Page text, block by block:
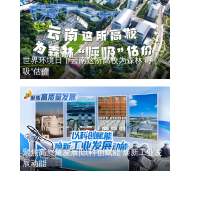
世界环境日丨云南这所高校为森林“呼
吸”估价
聚焦高质量发展|以科创赋能 焕新工业发
展动能